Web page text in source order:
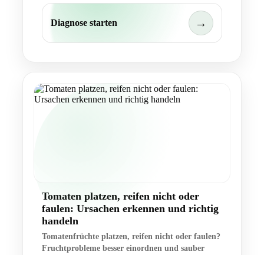
Diagnose starten →
Tomaten platzen, reifen nicht oder
faulen: Ursachen erkennen und richtig
handeln
Tomatenfrüchte platzen, reifen nicht oder faulen?
Fruchtprobleme besser einordnen und sauber